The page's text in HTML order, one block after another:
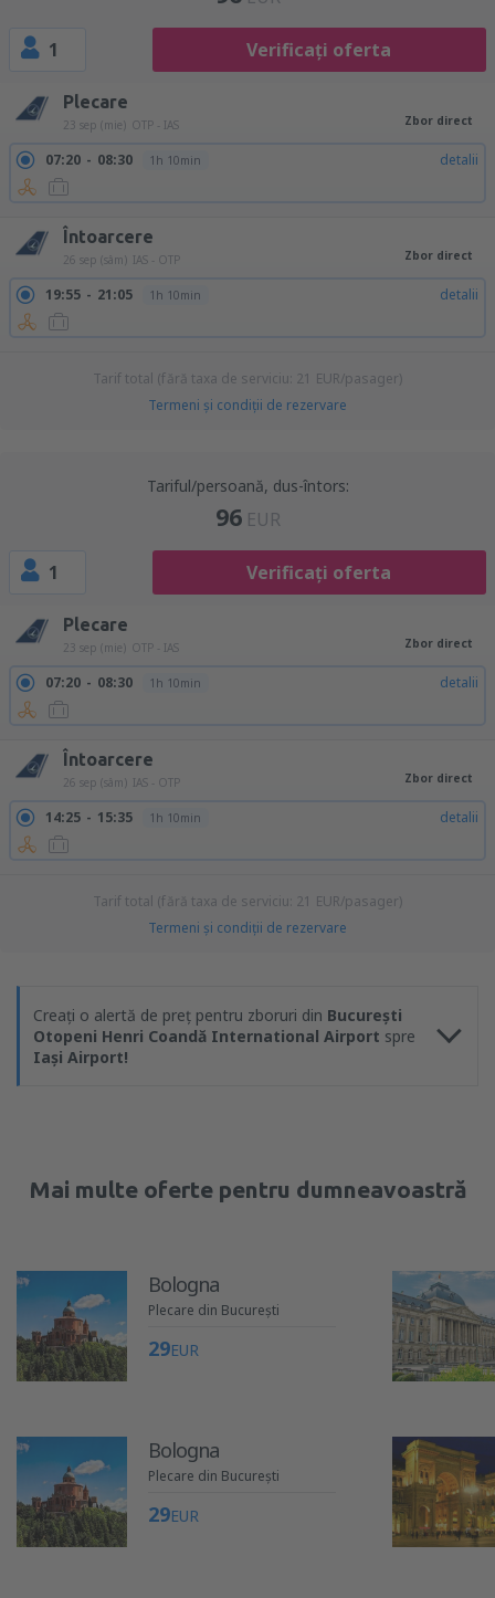
1 Verificați oferta
Plecare
23 sep (mie) OTP - IAS Zbor direct
07:20 08:30 1h 10min detalii
Întoarcere
26 sep (sâm) IAS - OTP Zbor direct
19:55 21:05 1h 10min detalii
Tarif total (fără taxa de serviciu: 21 EUR/pasager)
Termeni şi condiţii de rezervare
Tariful/persoană, dus-întors:
96 EUR
1 Verificați oferta
Plecare
23 sep (mie) OTP - IAS Zbor direct
07:20 08:30 1h 10min detalii
Întoarcere
26 sep (sâm) IAS - OTP Zbor direct
14:25 15:35 1h 10min detalii
Tarif total (fără taxa de serviciu: 21 EUR/pasager)
Termeni şi condiţii de rezervare
Creați o alertă de preț pentru zboruri din București
Otopeni Henri Coandă International Airport spre
Iași Airport!
Mai multe oferte pentru dumneavoastră
Bologna
Plecare din București
29EUR
Bologna
Plecare din București
29EUR